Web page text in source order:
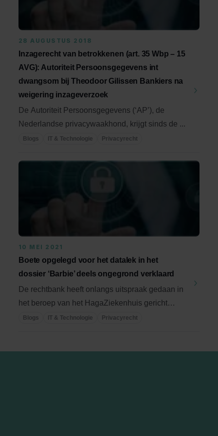
28 AUGUSTUS 2018
Inzagerecht van betrokkenen (art. 35 Wbp – 15
AVG): Autoriteit Persoonsgegevens int
dwangsom bij Theodoor Gilissen Bankiers na
weigering inzageverzoek
De Autoriteit Persoonsgegevens (‘AP’), de
Nederlandse privacywaakhond, krijgt sinds de ...
Blogs IT & Technologie Privacyrecht
10 MEI 2021
Boete opgelegd voor het datalek in het
dossier ‘Barbie’ deels ongegrond verklaard
De rechtbank heeft onlangs uitspraak gedaan in
het beroep van het HagaZiekenhuis gericht
tegen de ...
Blogs IT & Technologie Privacyrecht